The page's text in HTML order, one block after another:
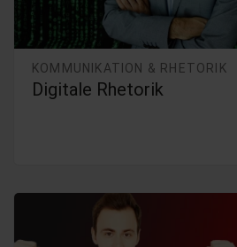
KOMMUNIKATION & RHETORIK
Digitale Rhetorik